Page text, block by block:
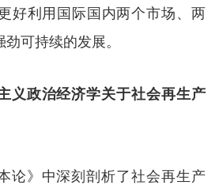
好利用国际国内两个市场、两
可持续的发展。
义政治经济学关于社会再生产
论》中深刻剖析了社会再生产